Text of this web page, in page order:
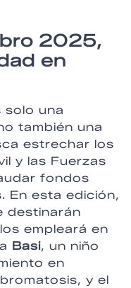
2025,
en
solo una
también una
estrechar los
y las Fuerzas
fondos
En esta edición,
destinarán
empleará en
Basi, un niño
en
y el